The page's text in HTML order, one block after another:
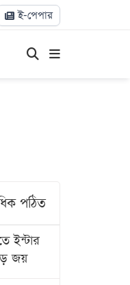
ই-পেপার
পঠিত
ইন্টার
জয়